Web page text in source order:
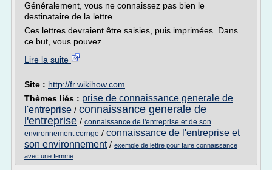
Généralement, vous ne connaissez pas bien le
destinataire de la lettre.
Ces lettres devraient être saisies, puis imprimées. Dans
ce but, vous pouvez...
Lire la suite
Site : http://fr.wikihow.com
Thèmes liés : prise de connaissance generale de
l'entreprise / connaissance generale de
l'entreprise / connaissance de l'entreprise et de son
environnement corrige / connaissance de l'entreprise et
son environnement/ exemple de lettre pour faire connaissance
avec une femme